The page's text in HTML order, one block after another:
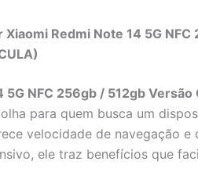
Xiaomi Redmi Note 14 5G
NFC 256gb / 512gb Versão
para quem busca um
velocidade de navegação e
ele traz benefícios que